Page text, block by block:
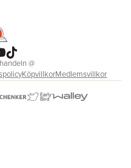
@
KöpvillkorMedlemsvillkor